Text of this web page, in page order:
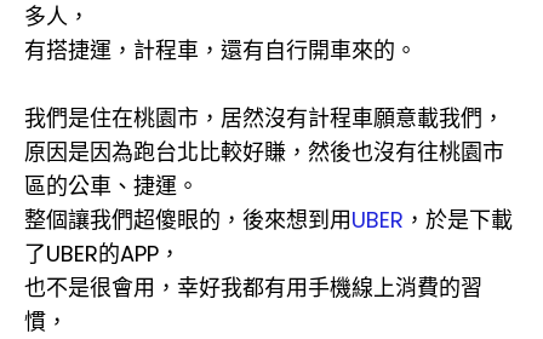
多人，
有搭捷運，計程車，還有自行開車來的。
我們是住在桃園市，居然沒有計程車願意載我們，
原因是因為跑台北比較好賺，然後也沒有往桃園市
區的公車、捷運。
整個讓我們超傻眼的，後來想到用UBER ，於是下載
了UBER的APP，
也不是很會用，幸好我都有用手機線上消費的習
慣，